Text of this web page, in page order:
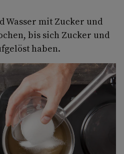
Wasser mit Zucker und
bis sich Zucker und
haben.